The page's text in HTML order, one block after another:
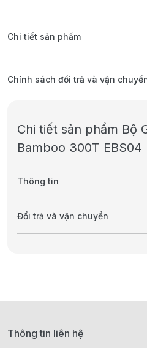
Chi tiết sản phẩm
Chính sách đổi trả và vận
Chi tiết sản phẩm Bộ
Bamboo 300T EBS04
Thông tin
Đổi trả và vận chuyển
Thông tin liên hệ